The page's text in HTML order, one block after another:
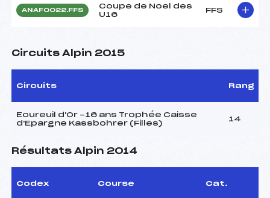
ANAF0022.FFS
Coupe de Noel des
U16
FFS
Circuits Alpin 2015
Circuits Rang
Ecureuil d'Or -16 ans Trophée Caisse
d'Epargne Kassbohrer (Filles)
14
Résultats Alpin 2014
Codex Course Cat.